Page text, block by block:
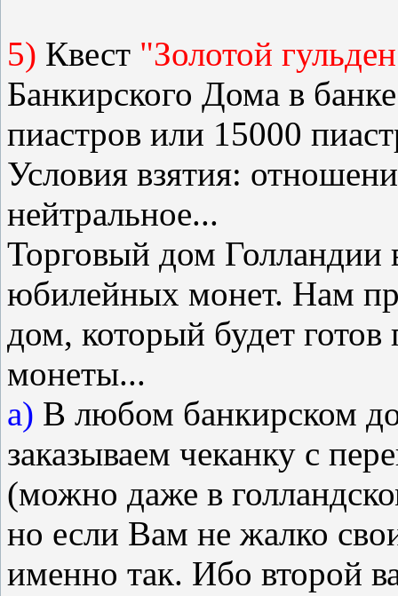
5) Квест "Золотой
Банкирского Дома в
пиастров или 15000
Условия взятия:
нейтральное...
Торговый дом Голландии
юбилейных монет. Нам
дом, который будет готов
монеты...
а) В любом банкирском
заказываем чеканку с
(можно даже в
но если Вам не жалко
именно так. Ибо второй